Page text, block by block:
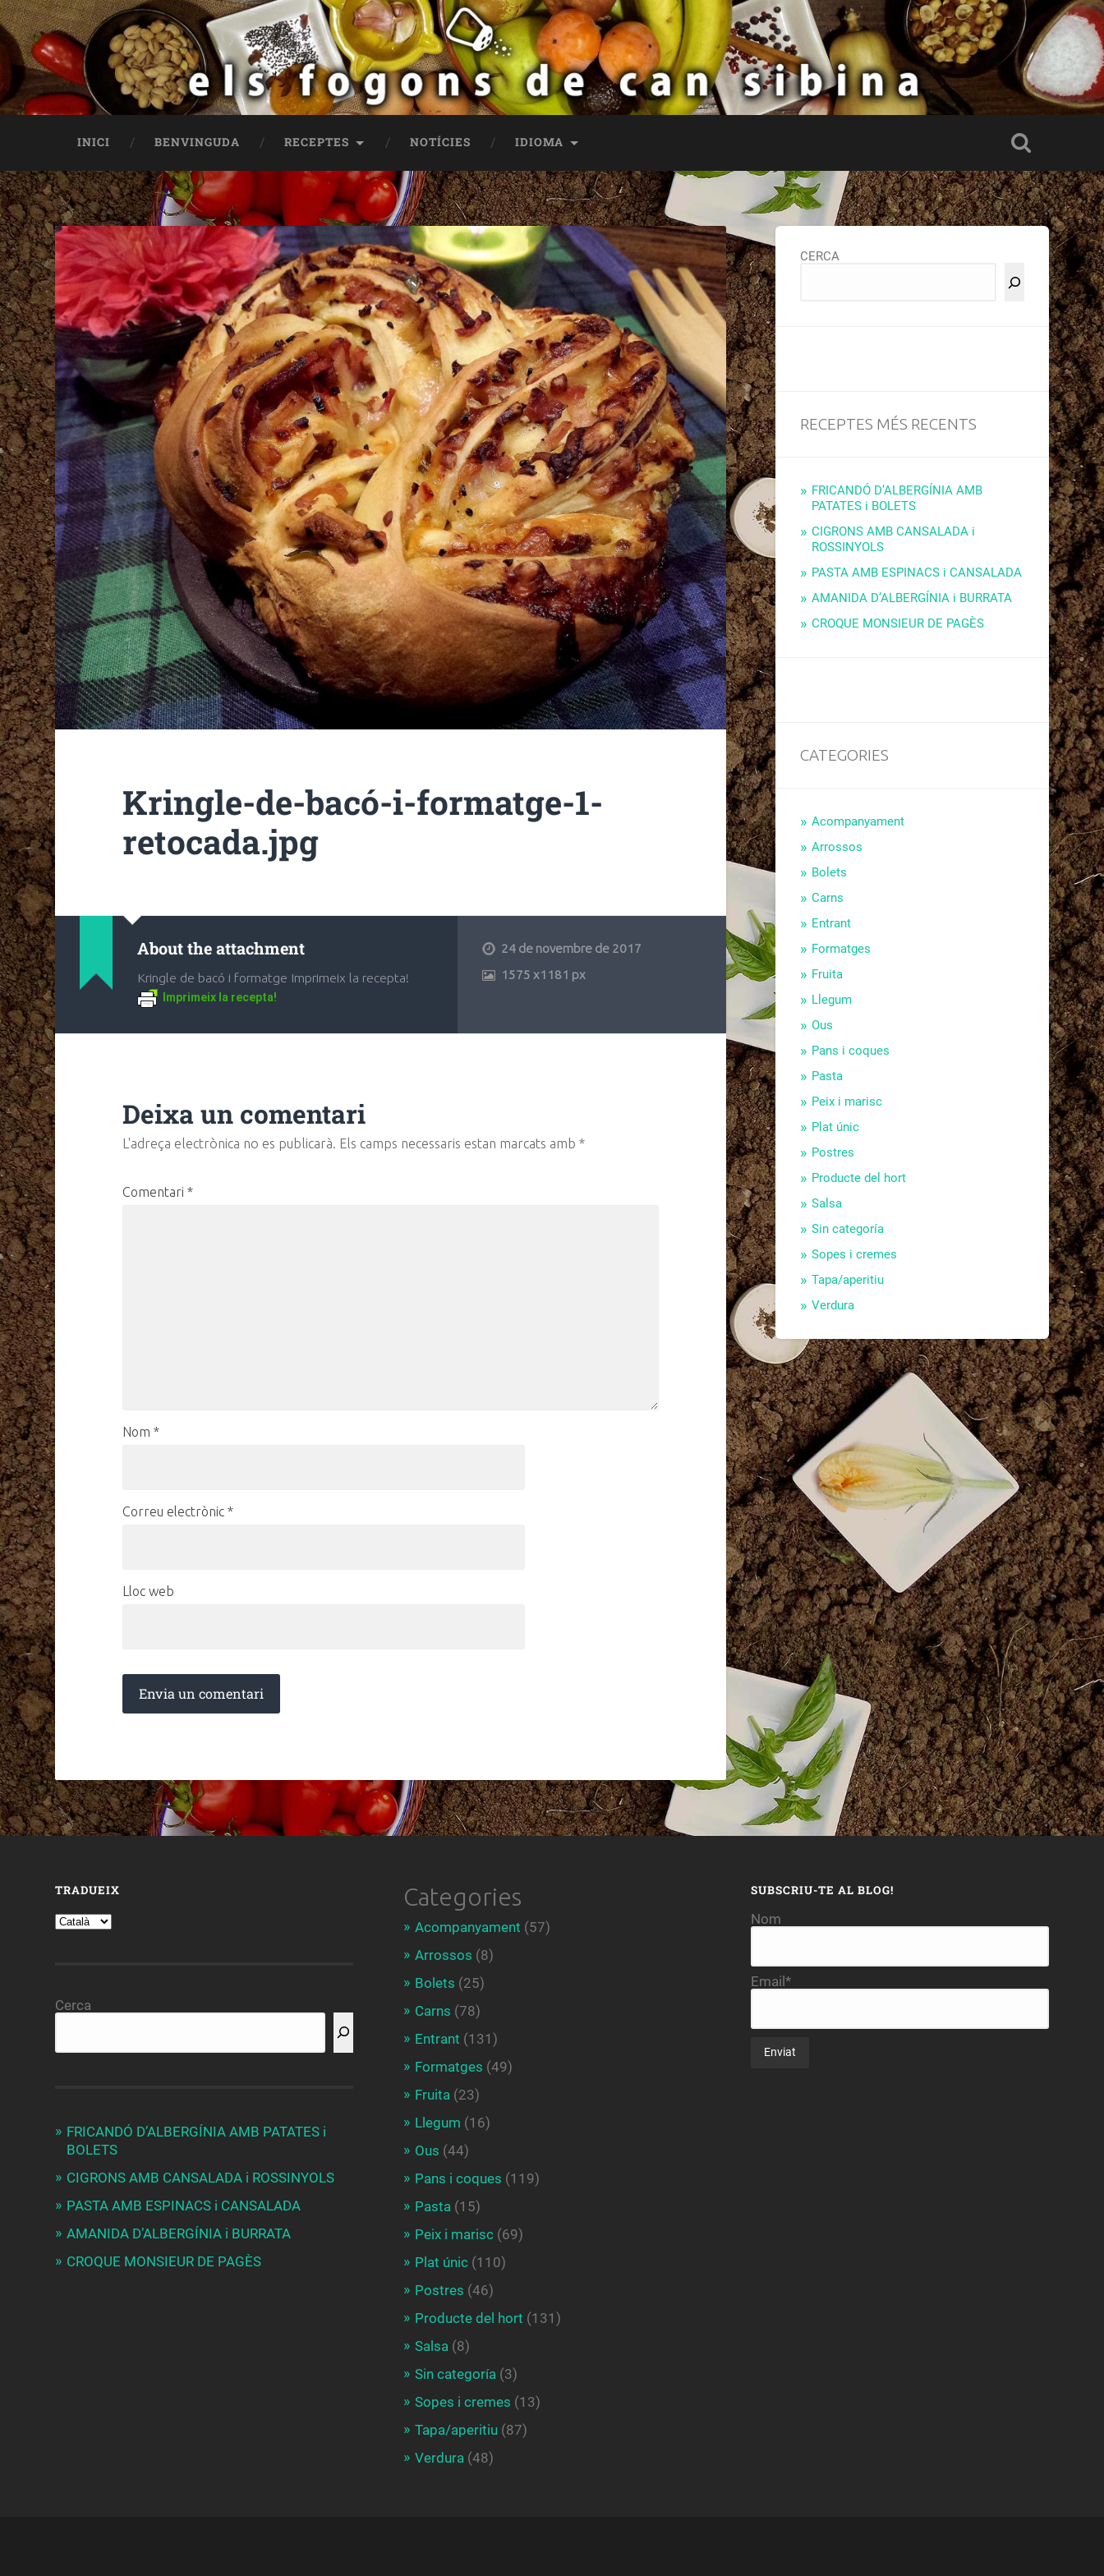
INICI BENVINGUDA RECEPTES NOTÍCIES IDIOMA
Kringle-de-bacó-i-formatge-1-
retocada.jpg
About the attachment
Kringle de bacó i formatge Imprimeix la recepta!
Imprimeix la recepta!
24 de novembre de 2017
1575x1181 px
Deixa un comentari
L'adreça electrònica no es publicarà. Els camps necessaris estan marcats amb *
Comentari *
Nom *
Correu electrònic *
Lloc web
CERCA
RECEPTES MÉS RECENTS
FRICANDÓ D’ALBERGÍNIA AMB
PATATES i BOLETS
CIGRONS AMB CANSALADA i
ROSSINYOLS
PASTA AMB ESPINACS i CANSALADA
AMANIDA D’ALBERGÍNIA i BURRATA
CROQUE MONSIEUR DE PAGÈS
CATEGORIES
Acompanyament
Arrossos
Bolets
Carns
Entrant
Formatges
Fruita
Llegum
Ous
Pans i coques
Pasta
Peix i marisc
Plat únic
Postres
Producte del hort
Salsa
Sin categoría
Sopes i cremes
Tapa/aperitiu
Verdura
TRADUEIX
Cerca
FRICANDÓ D’ALBERGÍNIA AMB PATATES i
BOLETS
CIGRONS AMB CANSALADA i ROSSINYOLS
PASTA AMB ESPINACS i CANSALADA
AMANIDA D’ALBERGÍNIA i BURRATA
CROQUE MONSIEUR DE PAGÈS
Categories
Acompanyament (57)
Arrossos (8)
Bolets (25)
Carns (78)
Entrant (131)
Formatges (49)
Fruita (23)
Llegum (16)
Ous (44)
Pans i coques (119)
Pasta (15)
Peix i marisc(69)
Plat únic(110)
Postres (46)
Producte del hort (131)
Salsa (8)
Sin categoría (3)
Sopes i cremes (13)
Tapa/aperitiu(87)
Verdura (48)
SUBSCRIU-TE AL BLOG!
Nom
Email*